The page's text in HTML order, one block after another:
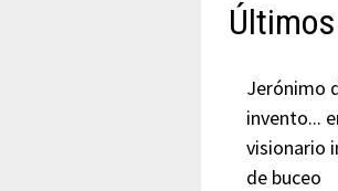
Jerónimo
invento...
visionario
de buceo